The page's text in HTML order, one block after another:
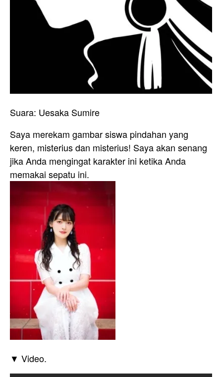
Suara: Uesaka Sumire
Saya merekam gambar siswa pindahan yang
keren, misterius dan misterius! Saya akan senang
jika Anda mengingat karakter ini ketika Anda
memakai sepatu ini.
▼ Video.